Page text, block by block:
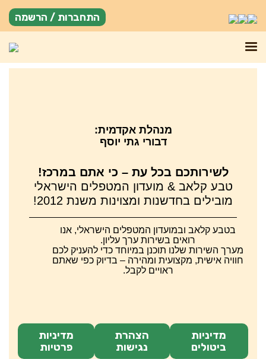
התחברות / הרשמה
מנהלת אקדמית:
דבורי גתי יוסף
לשירותכם בכל עת – כי אתם במרכז!
טבע קלאב & מועדון המטפלים הישראלי
מובילים בחדשנות ומצוינות משנת 2012!
בטבע קלאב ובמועדון המטפלים הישראלי, אנו
רואים בשירות ערך עליון.
מערך השירות שלנו תוכנן במיוחד כדי להעניק לכם
חוויה אישית, מקצועית ומהירה – בדיוק כפי שאתם
ראויים לקבל.
מדיניות
ביטולים
הצהרת
נגישות
מדיניות
פרטיות